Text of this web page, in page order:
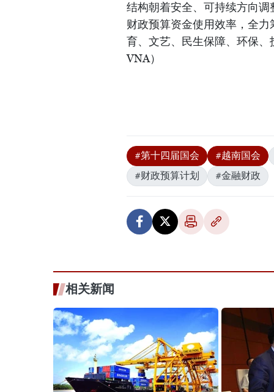
结构朝着安全、可持续方向
财政预算资金使用效率，全
育、文艺、民生保障、环保
VNA）
#第十四届国会
#越南国会
#财政预算计划
#金融财政
相关新闻